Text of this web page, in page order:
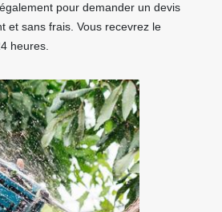
pour demander un devis
et sans frais. Vous recevrez le
heures.